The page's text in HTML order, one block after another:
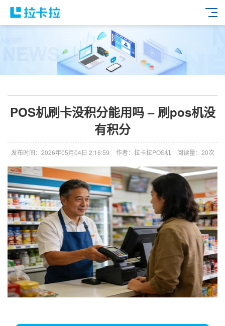
POS机刷卡没积分能用吗 – 刷pos机没
有积分
发布时间：2026年05月04日 2:16:59 作者：拉卡拉POS机 阅读量：20次